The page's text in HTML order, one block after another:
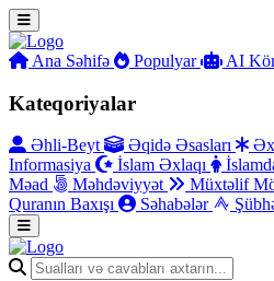
Ana Səhifə Populyar AI
Kateqoriyalar
Əhli-Beyt Əqidə Əsasları
Informasiya
İslam Əxlaqı
Məad
Məhdəviyyət Müxtəlif
Quranın Baxışı
Səhabələr